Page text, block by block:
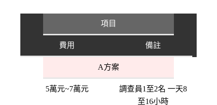
項目
費用 備註
A方案
5萬元~7萬元
調查員1至2名 一天8
至16小時